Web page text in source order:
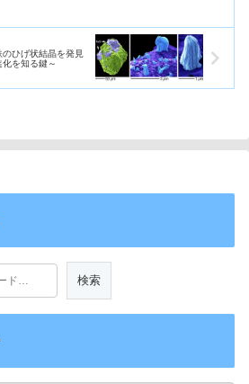
ひげ状結晶を発見
を知る鍵～